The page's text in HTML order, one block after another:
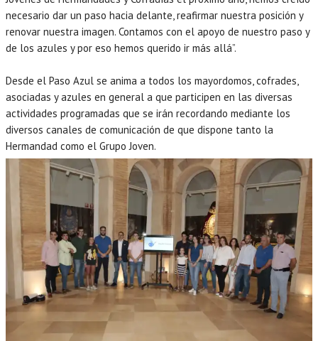
necesario dar un paso hacia delante, reafirmar nuestra posición y
renovar nuestra imagen. Contamos con el apoyo de nuestro paso y
de los azules y por eso hemos querido ir más allá”.
Desde el Paso Azul se anima a todos los mayordomos, cofrades,
asociadas y azules en general a que participen en las diversas
actividades programadas que se irán recordando mediante los
diversos canales de comunicación de que dispone tanto la
Hermandad como el Grupo Joven.